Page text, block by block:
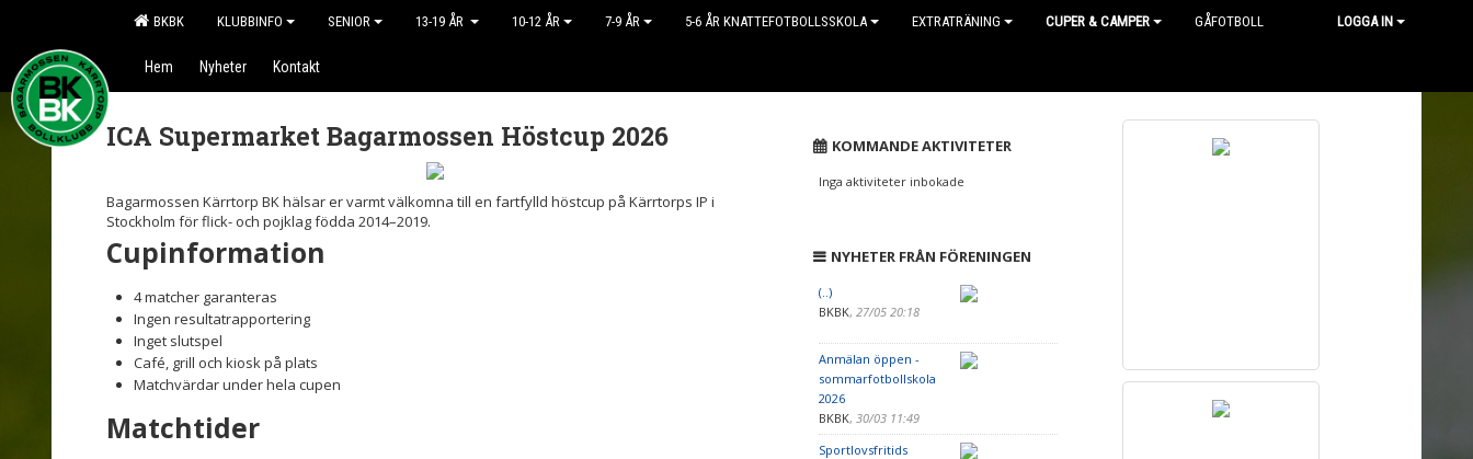
BKBK KLUBBINFO SENIOR 13-19 ÅR 10-12 ÅR 7-9 ÅR 5-6 ÅR KNATTEFOTBOLLSSKOLA EXTRATRÄNING CUPER & CAMPER GÅFOTBOLL LOGGA IN
Hem Nyheter Kontakt
ICA Supermarket Bagarmossen Höstcup 2026
Bagarmossen Kärrtorp BK hälsar er varmt välkomna till en fartfylld höstcup på Kärrtorps IP i
Stockholm för flick- och pojklag födda 2014–2019.
Cupinformation
4 matcher garanteras
Ingen resultatrapportering
Inget slutspel
Café, grill och kiosk på plats
Matchvärdar under hela cupen
Matchtider
KOMMANDE AKTIVITETER
Inga aktiviteter inbokade
NYHETER FRÅN FÖRENINGEN
(..)
BKBK, 27/05 20:18
Anmälan öppen -
sommarfotbollskola
2026
BKBK, 30/03 11:49
Sportlovsfritids